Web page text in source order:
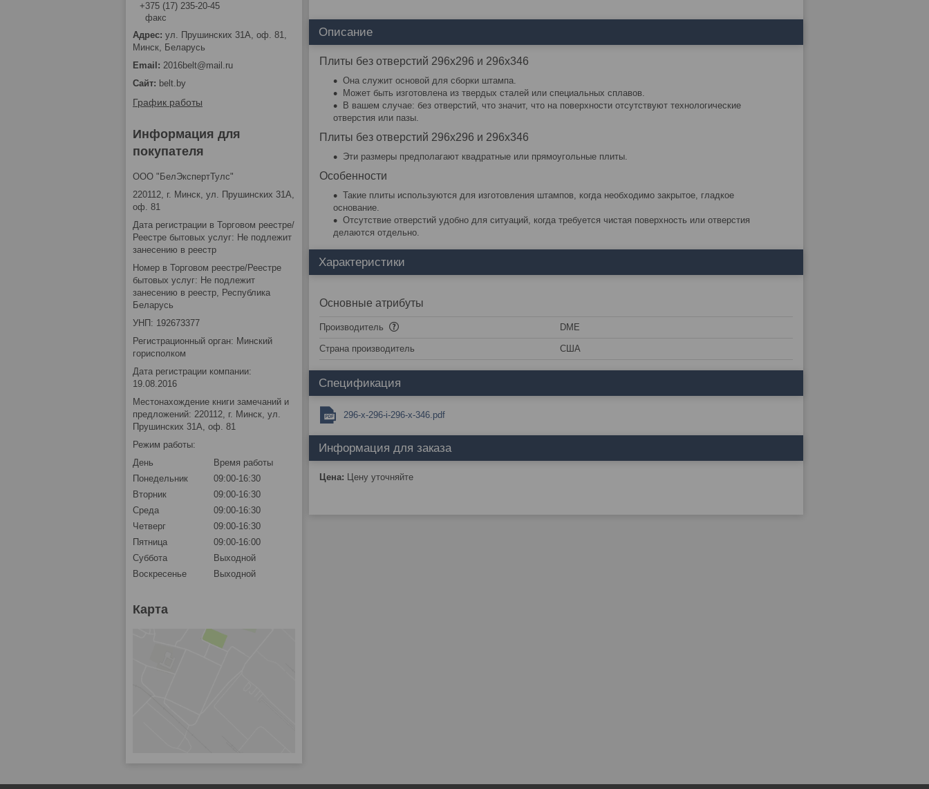
Описание
Плиты без отверстий 296x296 и 296x346
Она служит основой для сборки штампа.
Может быть изготовлена из твердых сталей или специальных сплавов.
В вашем случае: без отверстий, что значит, что на поверхности отсутствуют технологические
отверстия или пазы.
Плиты без отверстий 296x296 и 296x346
Эти размеры предполагают квадратные или прямоугольные плиты.
Особенности
Такие плиты используются для изготовления штампов, когда необходимо закрытое, гладкое
основание.
Отсутствие отверстий удобно для ситуаций, когда требуется чистая поверхность или отверстия
делаются отдельно.
Характеристики
Основные атрибуты
Производитель DME
Страна производитель США
Спецификация
296-x-296-i-296-x-346.pdf
Информация для заказа
Цена: Цену уточняйте
+375 (17) 235-20-45
факс
ул. Прушинских 31А, оф. 81,
Минск, Беларусь
2016belt@mail.ru
belt.by
График работы
Информация для
покупателя
ООО "БелЭкспертТулс"
220112, г. Минск, ул. Прушинских 31А,
оф. 81
Дата регистрации в Торговом реестре/
Реестре бытовых услуг: Не подлежит
занесению в реестр
Номер в Торговом реестре/Реестре
бытовых услуг: Не подлежит
занесению в реестр, Республика
Беларусь
УНП: 192673377
Регистрационный орган: Минский
горисполком
Дата регистрации компании:
19.08.2016
Местонахождение книги замечаний и
предложений: 220112, г. Минск, ул.
Прушинских 31А, оф. 81
Режим работы:
День
Время работы
Понедельник
09:00-16:30
Вторник
09:00-16:30
Среда
09:00-16:30
Четверг
09:00-16:30
Пятница
09:00-16:00
Суббота
Выходной
Воскресенье
Выходной
Карта